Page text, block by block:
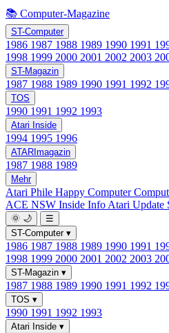
📚 Computer-Magazine
ST-Computer
1986 1987 1988 1989 1990 1991
1998 1999 2000 2001 2002 2003
ST-Magazin
1987 1988 1989 1990 1991 1992
TOS
1990 1991 1992 1993
Atari Inside
1994 1995 1996
ATARImagazin
1987 1988 1989
Mehr
Atari Phile Happy Computer
ACE NSW Inside Info Atari Update
🌞 🌙
☰
ST-Computer ▾
1986 1987 1988 1989 1990 1991
1998 1999 2000 2001 2002 2003
ST-Magazin ▾
1987 1988 1989 1990 1991 1992
TOS ▾
1990 1991 1992 1993
Atari Inside ▾